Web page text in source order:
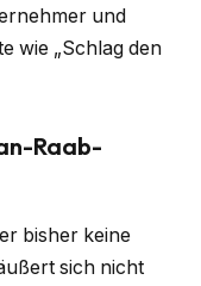
und
wie „Schlag den
Raab-
bisher keine
sich nicht